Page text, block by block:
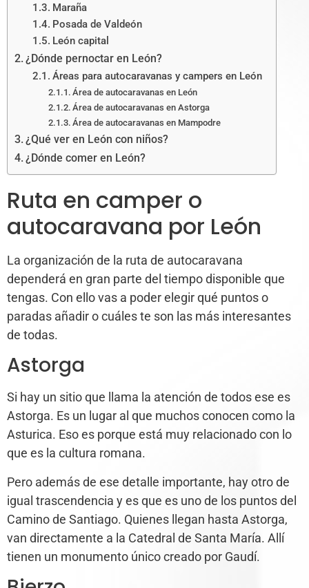
Maraña
Posada de Valdeón
León capital
¿Dónde pernoctar en León?
Áreas para autocaravanas y campers en León
Área de autocaravanas en León
Área de autocaravanas en Astorga
Área de autocaravanas en Mampodre
¿Qué ver en León con niños?
¿Dónde comer en León?
Ruta en camper o
autocaravana por León
La organización de la ruta de autocaravana
dependerá en gran parte del tiempo disponible que
tengas. Con ello vas a poder elegir qué puntos o
paradas añadir o cuáles te son las más interesantes
de todas.
Astorga
Si hay un sitio que llama la atención de todos ese es
Astorga. Es un lugar al que muchos conocen como la
Asturica. Eso es porque está muy relacionado con lo
que es la cultura romana.
Pero además de ese detalle importante, hay otro de
igual trascendencia y es que es uno de los puntos del
Camino de Santiago. Quienes llegan hasta Astorga,
van directamente a la Catedral de Santa María. Allí
tienen un monumento único creado por Gaudí.